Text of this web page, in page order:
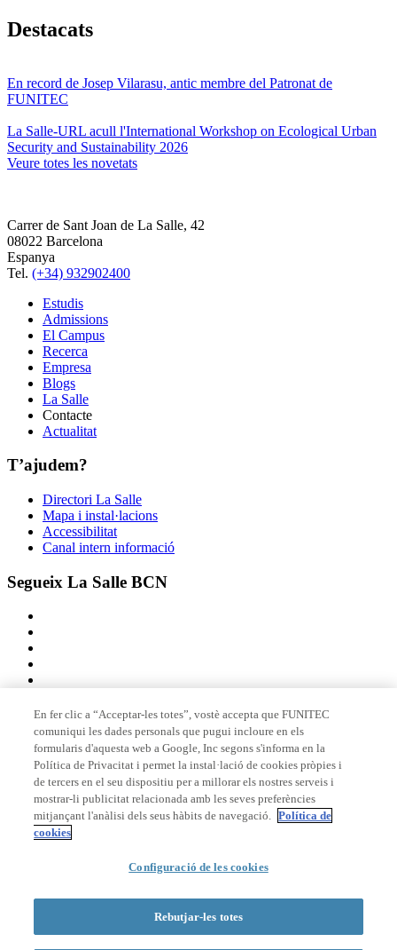
Destacats
En record de Josep Vilarasu, antic membre del Patronat de
FUNITEC
La Salle-URL acull l'International Workshop on Ecological Urban
Security and Sustainability 2026
Veure totes les novetats
Carrer de Sant Joan de La Salle, 42
08022 Barcelona
Espanya
Tel. (+34) 932902400
Estudis
Admissions
El Campus
Recerca
Empresa
Blogs
La Salle
Contacte
Actualitat
T’ajudem?
Directori La Salle
Mapa i instal·lacions
Accessibilitat
Canal intern informació
Segueix La Salle BCN
Membre de
Acreditacions
© 2026 La Salle Campus Barcelona - URL |Avís legal
Formulari de cerca
En fer clic a “Acceptar-les totes”, vostè accepta que FUNITEC
comuniqui les dades personals que pugui incloure en els
formularis d'aquesta web a Google, Inc segons s'informa en la
Política de Privacitat i permet la instal·lació de cookies pròpies i
de tercers en el seu dispositiu per a millorar els nostres serveis i
mostrar-li publicitat relacionada amb les seves preferències
mitjançant l'anàlisi dels seus hàbits de navegació. Política de
cookies
Configuració de les cookies
Rebutjar-les totes